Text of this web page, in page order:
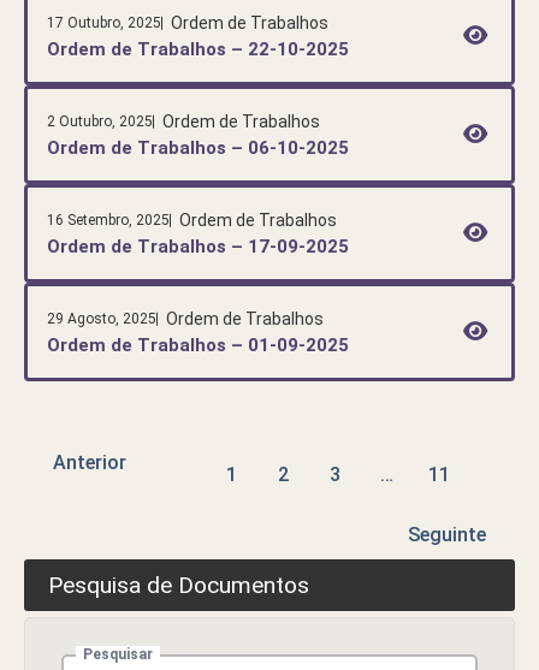
17 Outubro, 2025 Ordem de Trabalhos
Ordem de Trabalhos – 22-10-2025
2 Outubro, 2025 Ordem de Trabalhos
Ordem de Trabalhos – 06-10-2025
16 Setembro, 2025 Ordem de Trabalhos
Ordem de Trabalhos – 17-09-2025
29 Agosto, 2025 Ordem de Trabalhos
Ordem de Trabalhos – 01-09-2025
Anterior
1 2 3 … 11
Seguinte
Pesquisa de Documentos
Pesquisar